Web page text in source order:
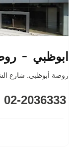
ابوظبي -
روضة أبوظبي. شارع
02-2036333